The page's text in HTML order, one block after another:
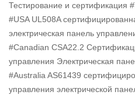
Тестирование и сертификация
#USA UL508A
электрическая панель
#Canadian CSA22.2
управления Электрическая
#Australia AS61439
управления электрической